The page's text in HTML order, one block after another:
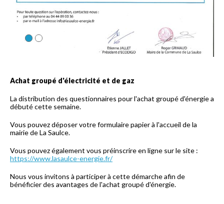
Achat groupé d'électricité et de gaz
La distribution des questionnaires pour l'achat groupé d'énergie a
débuté cette semaine.
Vous pouvez déposer votre formulaire papier à l'accueil de la
mairie de La Saulce.
Vous pouvez également vous préinscrire en ligne sur le site :
https://www.lasaulce-energie.fr/
Nous vous invitons à participer à cette démarche afin de
bénéficier des avantages de l'achat groupé d'énergie.